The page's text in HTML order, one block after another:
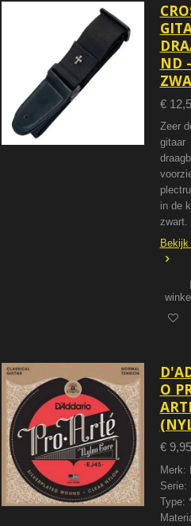
ND -
€
Zeer
gitaar
in de
zwart.
Bekijk
O
€ 9,95
Merk:
Serie:
Type: